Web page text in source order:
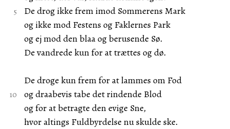
De drog ikke frem imod Sommerens Mark
og ikke mod Festens og Faklernes Park
og ej mod den blaa og berusende Sø.
De vandrede kun for at trættes og dø.
De droge kun frem for at lammes om Fod
og draabevis tabe det rindende Blod
og for at betragte den evige Sne,
hvor altings Fuldbyrdelse nu skulde ske.